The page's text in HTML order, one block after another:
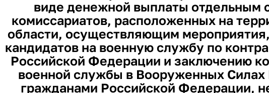
виде денежной выплаты отдельным
комиссариатов, расположенных на
области, осуществляющим
кандидатов на военную службу по
Российской Федерации и заключению
военной службы в Вооруженных
гражданами Российской Федерации,